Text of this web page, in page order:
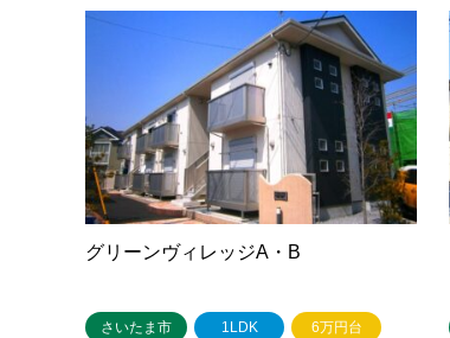
グリーンヴィレッジA・B
さいたま市 1LDK 6万円台